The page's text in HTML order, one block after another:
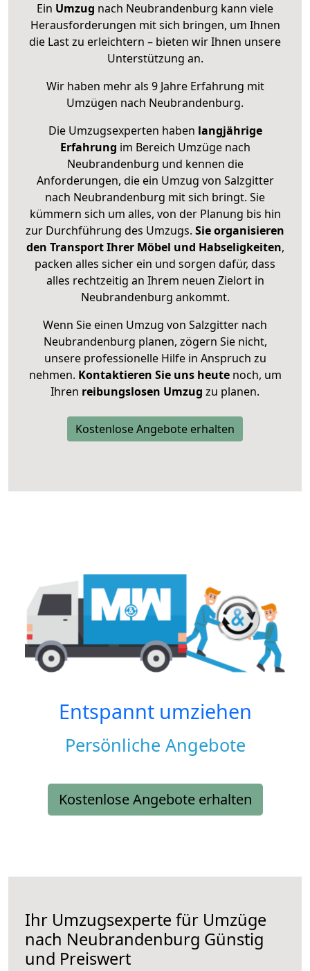
Ein Umzug nach Neubrandenburg kann viele
Herausforderungen mit sich bringen, um Ihnen
die Last zu erleichtern – bieten wir Ihnen unsere
Unterstützung an.
Wir haben mehr als 9 Jahre Erfahrung mit
Umzügen nach Neubrandenburg.
Die Umzugsexperten haben langjährige
Erfahrung im Bereich Umzüge nach
Neubrandenburg und kennen die
Anforderungen, die ein Umzug von Salzgitter
nach Neubrandenburg mit sich bringt. Sie
kümmern sich um alles, von der Planung bis hin
zur Durchführung des Umzugs. Sie organisieren
den Transport Ihrer Möbel und Habseligkeiten,
packen alles sicher ein und sorgen dafür, dass
alles rechtzeitig an Ihrem neuen Zielort in
Neubrandenburg ankommt.
Wenn Sie einen Umzug von Salzgitter nach
Neubrandenburg planen, zögern Sie nicht,
unsere professionelle Hilfe in Anspruch zu
nehmen. Kontaktieren Sie uns heutenoch, um
Ihren reibungslosen Umzug zu planen.
Kostenlose Angebote erhalten
Entspannt umziehen
Persönliche Angebote
Kostenlose Angebote erhalten
Ihr Umzugsexperte für Umzüge
nach Neubrandenburg Günstig
und Preiswert